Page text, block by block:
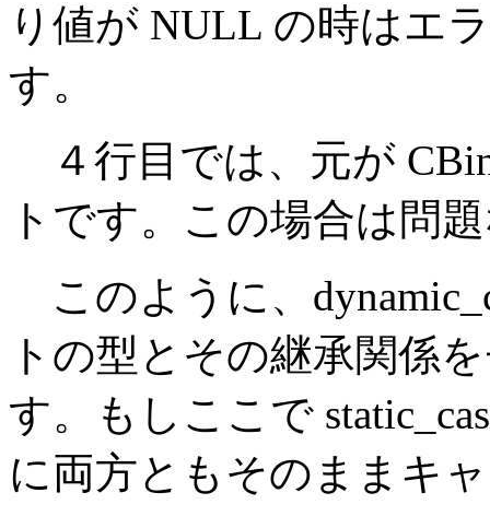
り値が NULL の時はエ
す。
４行目では、元が
トです。この場合は問
このように、
トの型とその継承関係
す。もしここで
に両方ともそのままキ